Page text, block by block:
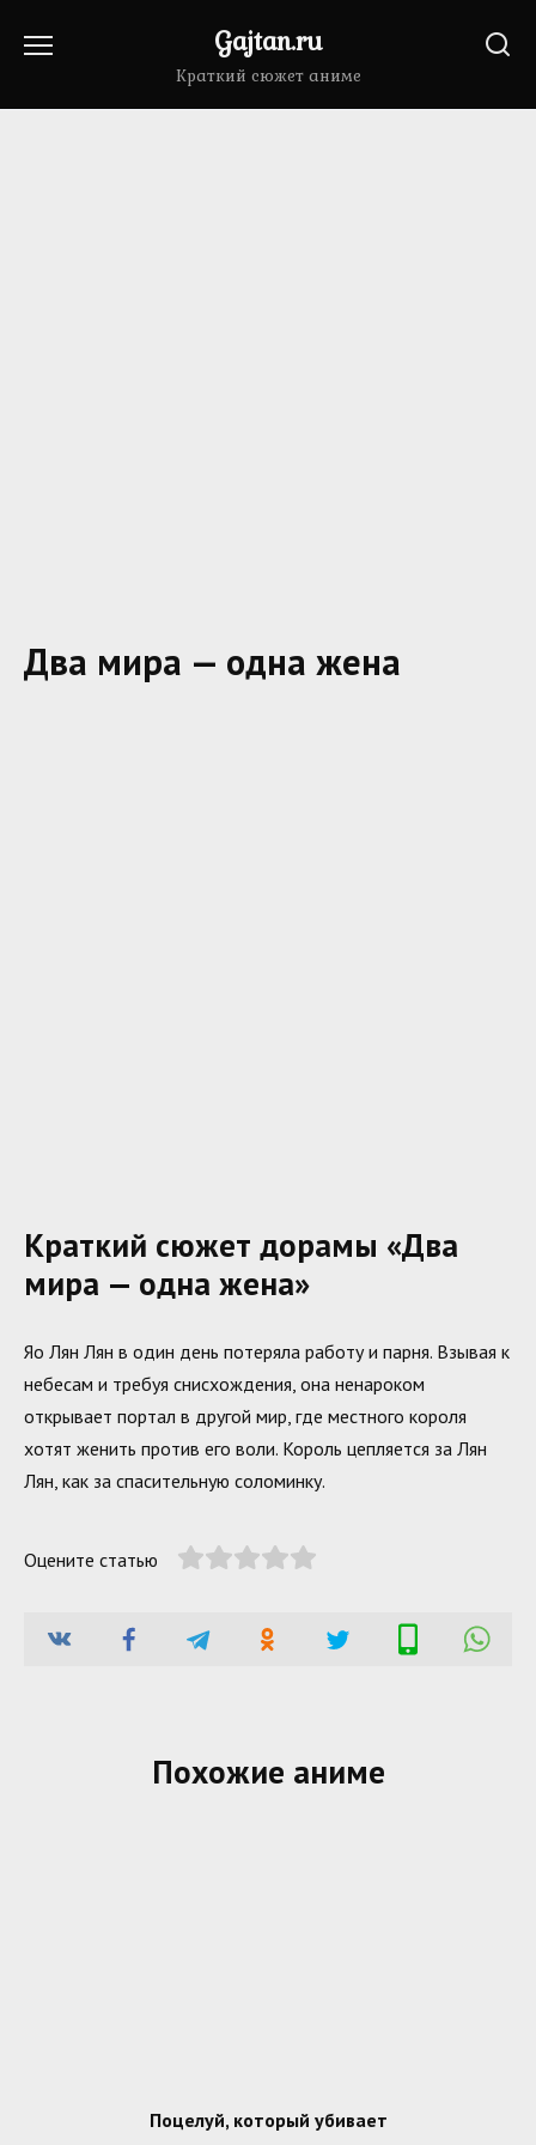
Gajtan.ru
Краткий сюжет аниме
Два мира — одна жена
Краткий сюжет дорамы «Два
мира — одна жена»
Яо Лян Лян в один день потеряла работу и парня. Взывая к
небесам и требуя снисхождения, она ненароком
открывает портал в другой мир, где местного короля
хотят женить против его воли. Король цепляется за Лян
Лян, как за спасительную соломинку.
Оцените статью
Похожие аниме
Поцелуй, который убивает